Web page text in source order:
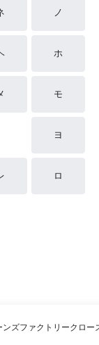
ノ
ホ
モ
ヨ
ロ
ンズファクトリークロー